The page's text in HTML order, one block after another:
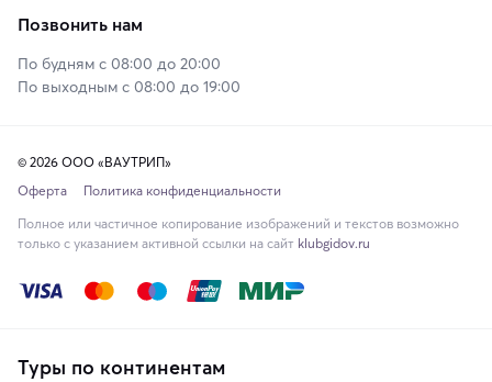
Позвонить нам
По будням с 08:00 до 20:00
По выходным с 08:00 до 19:00
© 2026 ООО «ВАУТРИП»
Оферта
Политика конфиденциальности
Полное или частичное копирование изображений и текстов возможно
только с указанием активной ссылки на сайт klubgidov.ru
Туры по континентам